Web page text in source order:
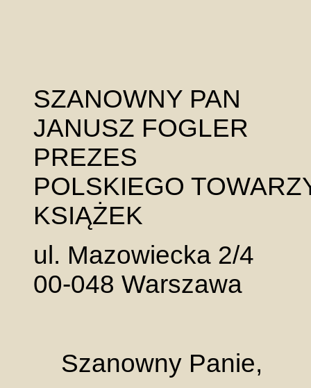
SZANOWNY PAN
JANUSZ FOGLER
PREZES
POLSKIEGO
KSIĄŻEK
ul. Mazowiecka 2/4
00-048 Warszawa
Szanowny Panie,